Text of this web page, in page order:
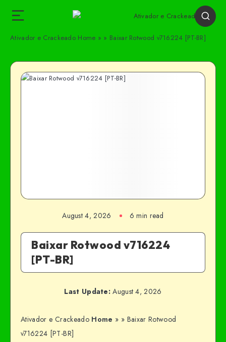
Ativador e Crackeado Home » » Baixar Rotwood v716224 [PT-BR]
August 4, 2026 6 min read
Baixar Rotwood v716224
[PT-BR]
Last Update: August 4, 2026
Ativador e Crackeado Home » » Baixar Rotwood
v716224 [PT-BR]